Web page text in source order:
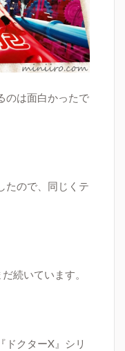
のは面白かったで
たので、同じくテ
続いています。
『ドクターX 』シリ